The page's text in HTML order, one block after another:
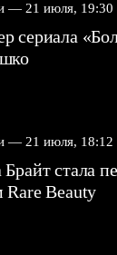
— 21 июля, 19:30
сериала
— 21 июля, 18:12
стала
Rare Beauty